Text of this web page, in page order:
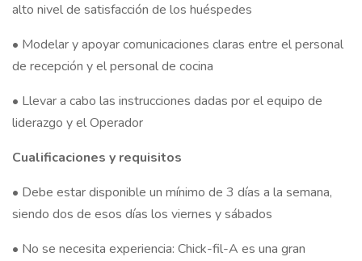
alto nivel de satisfacción de los huéspedes
• Modelar y apoyar comunicaciones claras entre el personal
de recepción y el personal de cocina
• Llevar a cabo las instrucciones dadas por el equipo de
liderazgo y el Operador
Cualificaciones y requisitos
• Debe estar disponible un mínimo de 3 días a la semana,
siendo dos de esos días los viernes y sábados
• No se necesita experiencia: Chick-fil-A es una gran